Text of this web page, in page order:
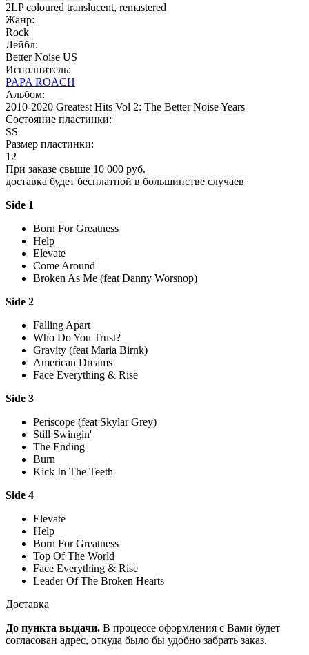
2LP coloured translucent, remastered
Жанр:
Rock
Лейбл:
Better Noise US
Исполнитель:
PAPA ROACH
Альбом:
2010-2020 Greatest Hits Vol 2: The Better Noise Years
Состояние пластинки:
SS
Размер пластинки:
12
При заказе свыше 10 000 руб.
доставка будет бесплатной в большинстве случаев
Side 1
Born For Greatness
Help
Elevate
Come Around
Broken As Me (feat Danny Worsnop)
Side 2
Falling Apart
Who Do You Trust?
Gravity (feat Maria Birnk)
American Dreams
Face Everything & Rise
Side 3
Periscope (feat Skylar Grey)
Still Swingin'
The Ending
Burn
Kick In The Teeth
Side 4
Elevate
Help
Born For Greatness
Top Of The World
Face Everything & Rise
Leader Of The Broken Hearts
Доставка
До пункта выдачи. В процессе оформления с Вами будет
согласован адрес, откуда было бы удобно забрать заказ.